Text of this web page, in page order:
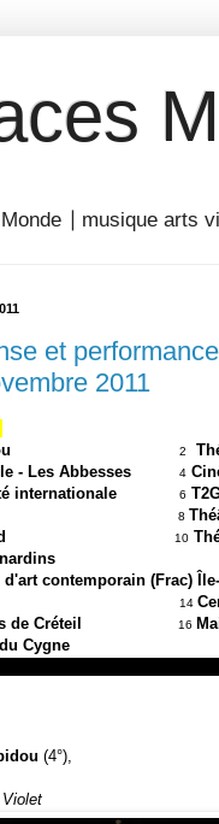
⎥ musique arts
et
2011
2
- Les Abbesses 4
Cité internationale 6
8
du Nord 10
Bernardins
d'art contemporain (Frac)
de Paris 14
Arts de Créteil 16
Cygne
(4°),
Violet